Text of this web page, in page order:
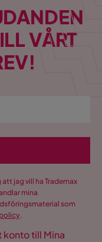
VÅRT
jag vill ha Trademax
mina
som
.
konto till Mina